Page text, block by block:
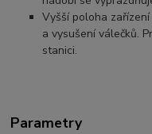
Vyšší poloha
a vysušení válečků.
stanici.
Parametry